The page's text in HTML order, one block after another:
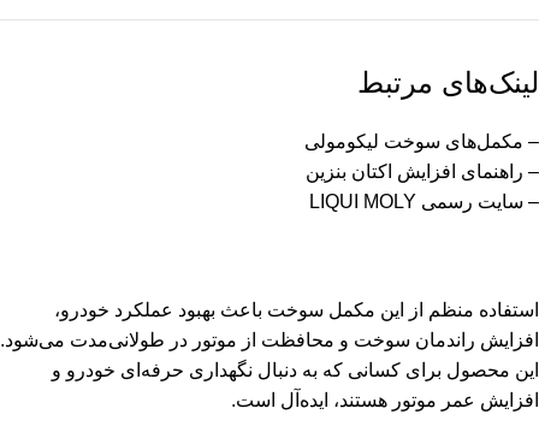
لینک‌های مرتبط
– مکمل‌های سوخت لیکومولی
– راهنمای افزایش اکتان بنزین
– سایت رسمی LIQUI MOLY
استفاده منظم از این مکمل سوخت باعث بهبود عملکرد خودرو،
افزایش راندمان سوخت و محافظت از موتور در طولانی‌مدت می‌شود.
این محصول برای کسانی که به دنبال نگهداری حرفه‌ای خودرو و
افزایش عمر موتور هستند، ایده‌آل است.